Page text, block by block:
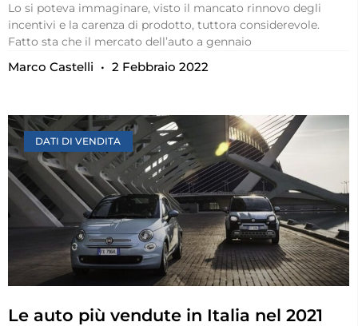
Lo si poteva immaginare, visto il mancato rinnovo degli
incentivi e la carenza di prodotto, tuttora considerevole.
Fatto sta che il mercato dell’auto a gennaio
Marco Castelli 2 Febbraio 2022
DATI DI VENDITA
Le auto più vendute in Italia nel 2021